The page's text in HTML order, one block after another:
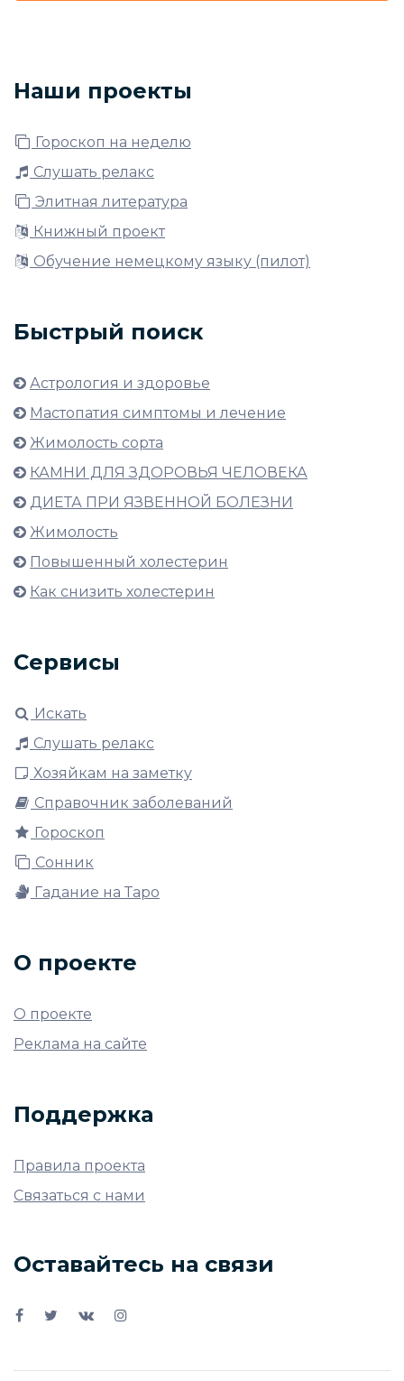
Наши проекты
Гороскоп на неделю
Слушать релакс
Элитная литература
Книжный проект
Обучение немецкому языку (пилот)
Быстрый поиск
Астрология и здоровье
Мастопатия симптомы и лечение
Жимолость сорта
КАМНИ ДЛЯ ЗДОРОВЬЯ ЧЕЛОВЕКА
ДИЕТА ПРИ ЯЗВЕННОЙ БОЛЕЗНИ
Жимолость
Повышенный холестерин
Как снизить холестерин
Сервисы
Искать
Слушать релакс
Хозяйкам на заметку
Справочник заболеваний
Гороскоп
Сонник
Гадание на Таро
О проекте
О проекте
Реклама на сайте
Поддержка
Правила проекта
Связаться с нами
Оставайтесь на связи